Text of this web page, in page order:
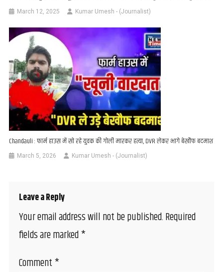
March 12, 2025 Kumar Umesh - (Journalist)
Chandauli : फार्म हाउस में सो रहे युवक की गोली मारकर हत्या, DVR लेकर भागे बेखौफ बदमाश
March 5, 2026 Kumar Umesh - (Journalist)
Leave a Reply
Your email address will not be published.Required
fields are marked*
Comment*